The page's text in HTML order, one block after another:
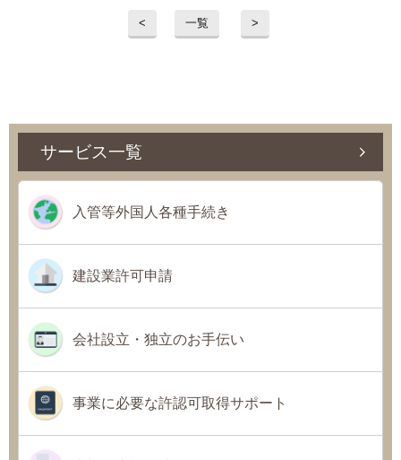
< 一覧 >
サービス一覧
入管等外国人各種手続き
建設業許可申請
会社設立・独立のお手伝い
事業に必要な許認可取得サポート